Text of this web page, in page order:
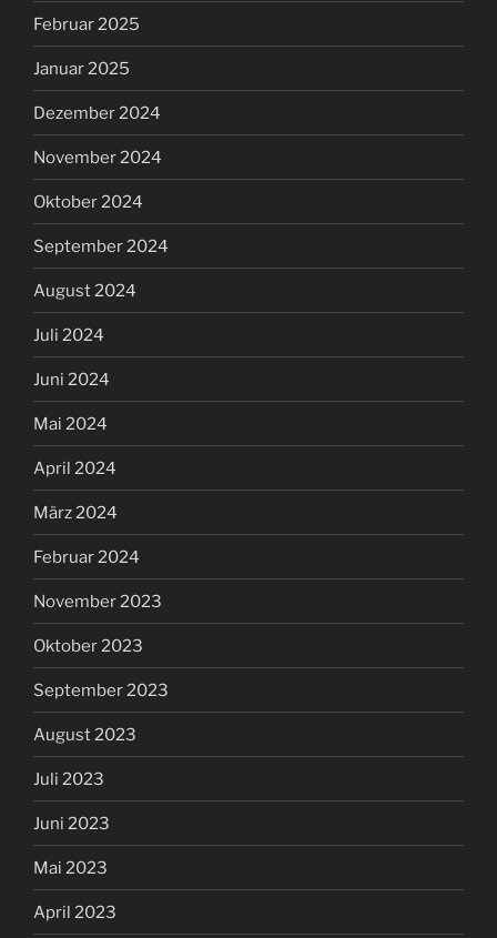
Februar 2025
Januar 2025
Dezember 2024
November 2024
Oktober 2024
September 2024
August 2024
Juli 2024
Juni 2024
Mai 2024
April 2024
März 2024
Februar 2024
November 2023
Oktober 2023
September 2023
August 2023
Juli 2023
Juni 2023
Mai 2023
April 2023